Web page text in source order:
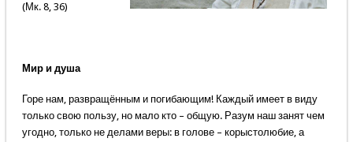
(Мк. 8, 36)
Мир и душа
Горе нам, развращённым и погибающим! Каждый имеет в виду
только свою пользу, но мало кто – общую. Разум наш занят чем
угодно, только не делами веры: в голове – корыстолюбие, а